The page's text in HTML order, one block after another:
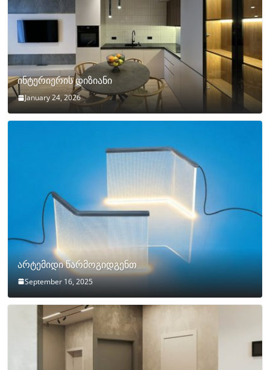
ინტერიერის დიზიანი
January 24, 2026
არტემიდი წარმოგიდგენთ
September 16, 2025